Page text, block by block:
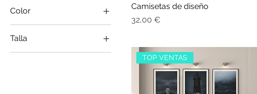
Color
Talla
L
Camisetas de diseño
Precio
32,00 €
TOP VENTAS